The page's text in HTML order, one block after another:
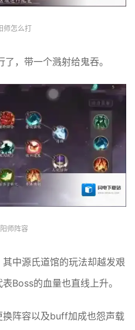
师怎么打
，带一个溅射给鬼吞。
师阵容
中源氏道馆的玩法却越发艰
Boss的血量也直线上升。
阵容以及buff加成也怨声载